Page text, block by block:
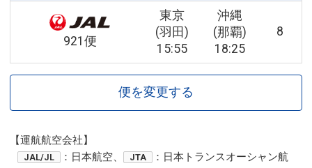
921便
東京
(羽田)
15:55
沖縄
(那覇)
18:25
8
便を変更する
【運航航空会社】
JAL/JL ：日本航空、 JTA
：日本トランスオーシャン航